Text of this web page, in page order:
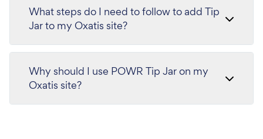
What steps do I need to follow to add Tip
Jar to my Oxatis site?
Why should I use POWR Tip Jar on my
Oxatis site?